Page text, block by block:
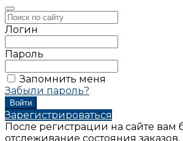
Логин
Пароль
Запомнить меня
Забыли пароль?
Зарегистрироваться
После регистрации на сайте вам
отслеживание состояния